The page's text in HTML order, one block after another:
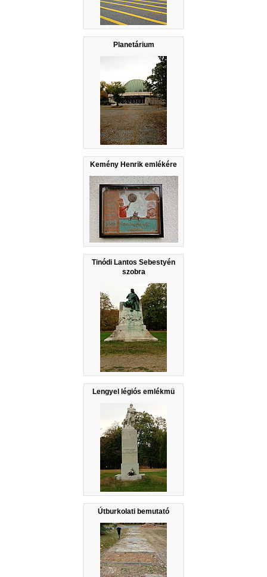
Planetárium
Kemény Henrik emlékére
Tinódi Lantos Sebestyén
szobra
Lengyel légiós emlékmü
Útburkolati bemutató